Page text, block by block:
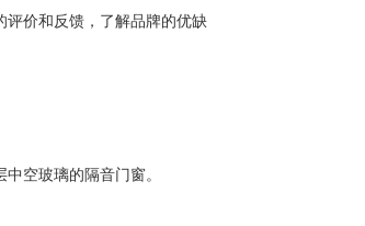
价和反馈，了解品牌的优缺
空玻璃的隔音门窗。